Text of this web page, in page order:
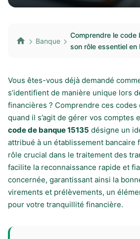
Banque
Comprendre le code
son rôle essentiel en
Vous êtes-vous déjà demandé
s’identifient de manière unique lors
financières ? Comprendre ces
quand il s’agit de gérer vos comptes
code de banque 15135 désigne un
attribué à un établissement bancaire
rôle crucial dans le traitement des
facilite la reconnaissance rapide et
concernée, garantissant ainsi la
virements et prélèvements, un
pour votre tranquillité financière.